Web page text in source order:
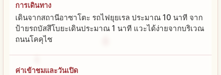
การเดินทาง
เดินจากสถานีอาซาโตะ รถไฟยุยเรล ประมาณ 10 นาที จาก
ป้ายรถบัสสึโบยะเดินประมาณ 1 นาที แวะได้ง่ายจากบริเวณ
ถนนโคคุไซ
ค่าเข้าชมและวันเปิด